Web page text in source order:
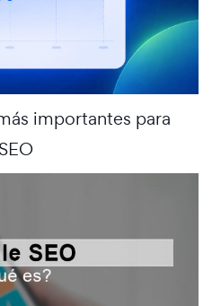
importantes para